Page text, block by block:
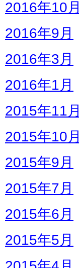
2016年10月
2016年9月
2016年3月
2016年1月
2015年11月
2015年10月
2015年9月
2015年7月
2015年6月
2015年5月